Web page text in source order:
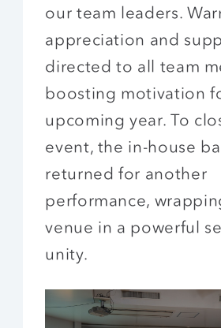
our team leaders.
appreciation and
directed to all team
boosting motivation
upcoming year. To
event, the in-house
returned for another
performance,
venue in a powerful
unity.